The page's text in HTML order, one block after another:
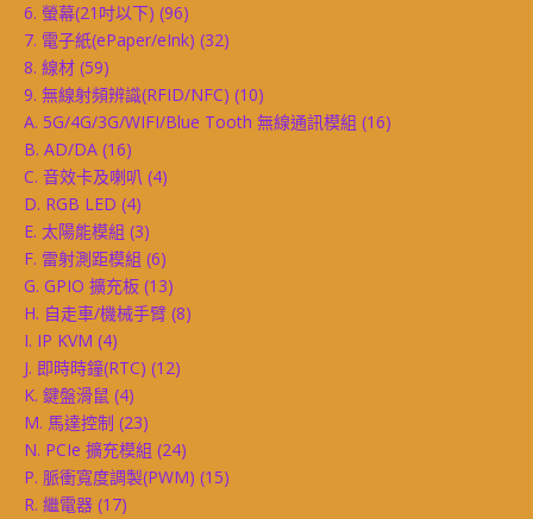
6. 螢幕(21吋以下) (96)
7. 電子紙(ePaper/eInk) (32)
8. 線材 (59)
9. 無線射頻辨識(RFID/NFC) (10)
A. 5G/4G/3G/WIFI/Blue Tooth 無線通訊模組 (16)
B. AD/DA (16)
C. 音效卡及喇叭 (4)
D. RGB LED (4)
E. 太陽能模組 (3)
F. 雷射測距模組 (6)
G. GPIO 擴充板 (13)
H. 自走車/機械手臂 (8)
I. IP KVM (4)
J. 即時時鐘(RTC) (12)
K. 鍵盤滑鼠 (4)
M. 馬達控制 (23)
N. PCIe 擴充模組 (24)
P. 脈衝寬度調製(PWM) (15)
R. 繼電器 (17)